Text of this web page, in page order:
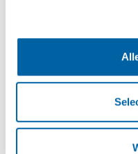
uitstraling subtiel
(minimale afname